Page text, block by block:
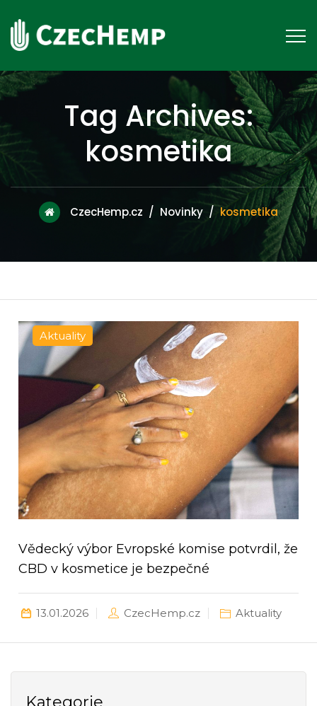
Tag Archives:
kosmetika
CzecHemp.cz / Novinky / kosmetika
Aktuality
Vědecký výbor Evropské komise potvrdil, že
CBD v kosmetice je bezpečné
13.01.2026 CzecHemp.cz Aktuality
Kategorie